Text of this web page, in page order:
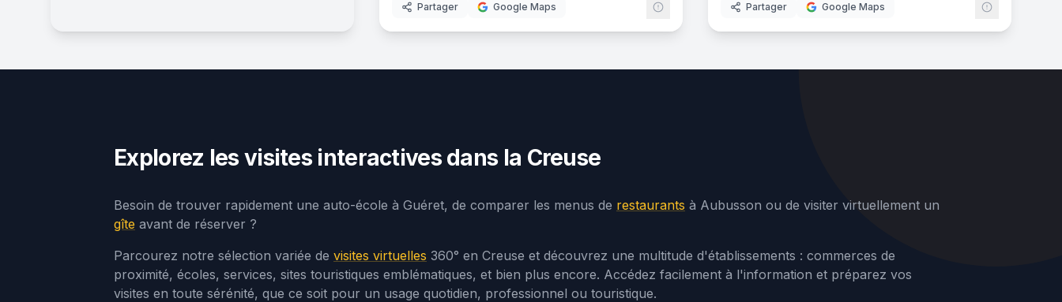
Partager Google Maps Partager Google Maps
Explorez les visites interactives dans la Creuse
Besoin de trouver rapidement une auto-école à Guéret, de comparer les menus de restaurants à Aubusson ou de visiter virtuellement un
gîte avant de réserver ?
Parcourez notre sélection variée de visites virtuelles 360° en Creuse et découvrez une multitude d'établissements : commerces de
proximité, écoles, services, sites touristiques emblématiques, et bien plus encore. Accédez facilement à l'information et préparez vos
visites en toute sérénité, que ce soit pour un usage quotidien, professionnel ou touristique.